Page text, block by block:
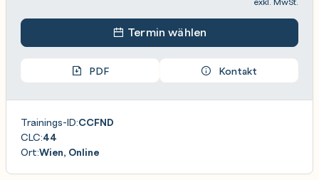
Termin wählen
PDF Kontakt
Trainings-ID:CCFND
CLC:44
Ort:Wien, Online